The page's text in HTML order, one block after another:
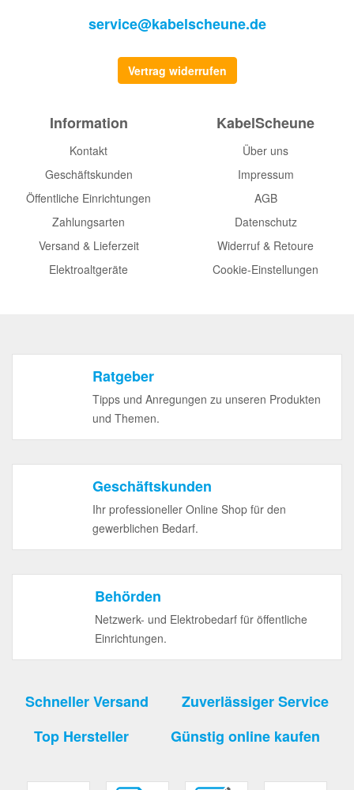
service@kabelscheune.de
Vertrag widerrufen
Information
Kontakt
Geschäftskunden
Öffentliche Einrichtungen
Zahlungsarten
Versand & Lieferzeit
Elektroaltgeräte
KabelScheune
Über uns
Impressum
AGB
Datenschutz
Widerruf & Retoure
Cookie-Einstellungen
Ratgeber
Tipps und Anregungen zu unseren Produkten
und Themen.
Geschäftskunden
Ihr professioneller Online Shop für den
gewerblichen Bedarf.
Behörden
Netzwerk- und Elektrobedarf für öffentliche
Einrichtungen.
Schneller Versand
Zuverlässiger Service
Top Hersteller
Günstig online kaufen